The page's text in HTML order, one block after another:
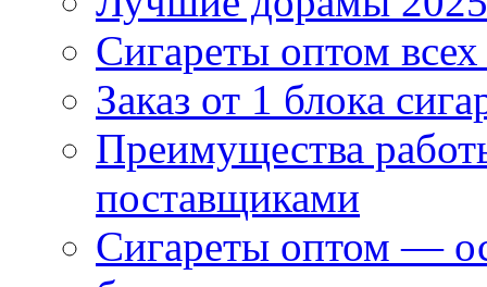
Сигареты оптом
Заказ от 1 блока
Преимущества
поставщиками
Сигареты оптом —